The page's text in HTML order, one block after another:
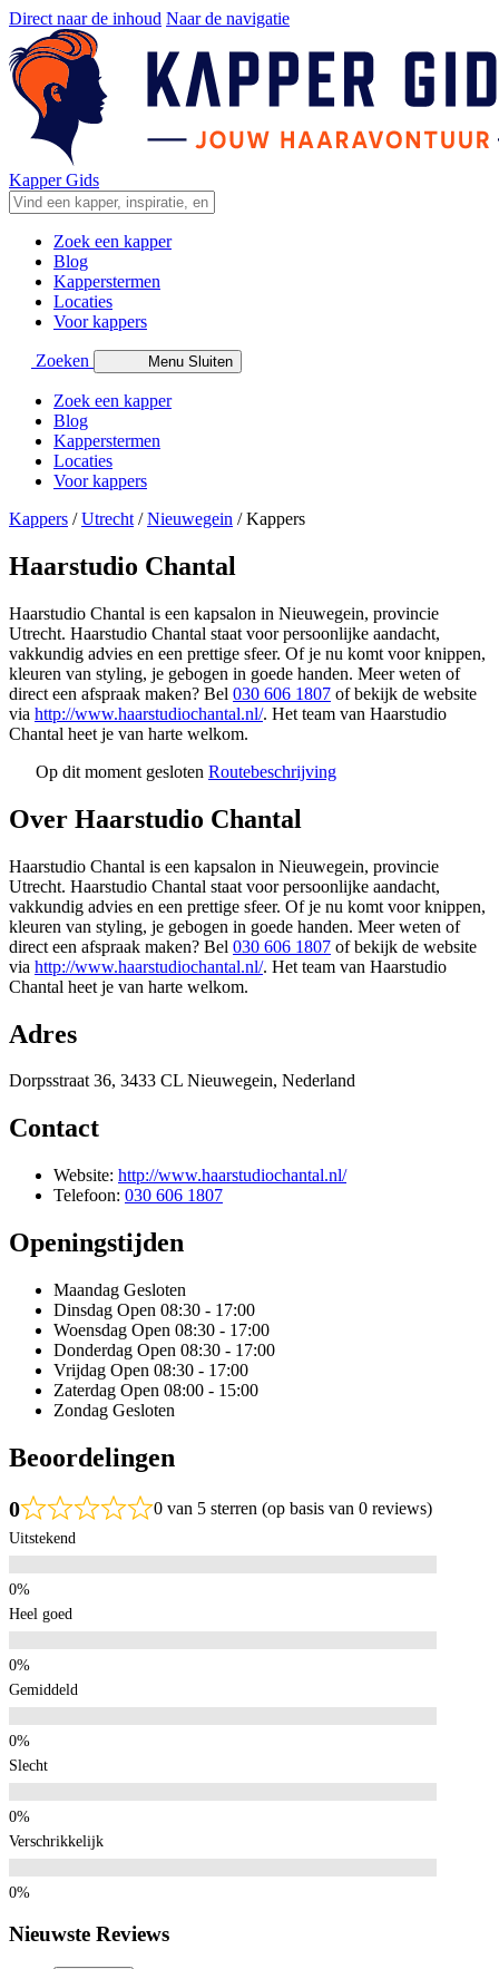
Direct naar de inhoud Naar de navigatie
Kapper Gids
Zoek een kapper
Blog
Kapperstermen
Locaties
Voor kappers
Zoeken Menu Sluiten
Zoek een kapper
Blog
Kapperstermen
Locaties
Voor kappers
Kappers /Utrecht /Nieuwegein /Kappers
Haarstudio Chantal
Haarstudio Chantal is een kapsalon in Nieuwegein, provincie
Utrecht. Haarstudio Chantal staat voor persoonlijke aandacht,
vakkundig advies en een prettige sfeer. Of je nu komt voor knippen,
kleuren van styling, je gebogen in goede handen. Meer weten of
direct een afspraak maken? Bel 030 606 1807 of bekijk de website
via http://www.haarstudiochantal.nl/. Het team van Haarstudio
Chantal heet je van harte welkom.
Op dit moment gesloten Routebeschrijving
+
Over Haarstudio Chantal
Haarstudio Chantal is een kapsalon in Nieuwegein, provincie
Utrecht. Haarstudio Chantal staat voor persoonlijke aandacht,
vakkundig advies en een prettige sfeer. Of je nu komt voor knippen,
kleuren van styling, je gebogen in goede handen. Meer weten of
direct een afspraak maken? Bel 030 606 1807 of bekijk de website
via http://www.haarstudiochantal.nl/. Het team van Haarstudio
Chantal heet je van harte welkom.
Adres
Dorpsstraat 36, 3433 CL Nieuwegein, Nederland
Contact
Website: http://www.haarstudiochantal.nl/
Telefoon: 030 606 1807
Openingstijden
Maandag Gesloten
Dinsdag Open 08:30 - 17:00
Woensdag Open 08:30 - 17:00
Donderdag Open 08:30 - 17:00
Vrijdag Open 08:30 - 17:00
Zaterdag Open 08:00 - 15:00
Zondag Gesloten
Beoordelingen
0 0 van 5 sterren (op basis van 0 reviews)
Uitstekend
Heel goed
Gemiddeld
Slecht
Verschrikkelijk
Nieuwste Reviews